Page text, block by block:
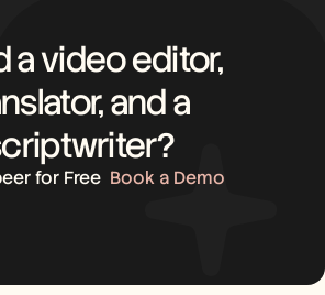
a video editor,
and a
for Free Book a Demo